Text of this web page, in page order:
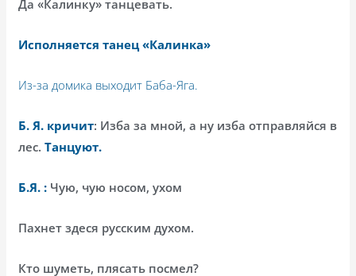
Да «Калинку» танцевать.
Исполняется танец «Калинка»
Из-за домика выходит Баба-Яга.
Б. Я. кричит: Изба за мной, а ну изба отправляйся в
лес.Танцуют.
Б.Я. : Чую, чую носом, ухом
Пахнет здеся русским духом.
Кто шуметь, плясать посмел?